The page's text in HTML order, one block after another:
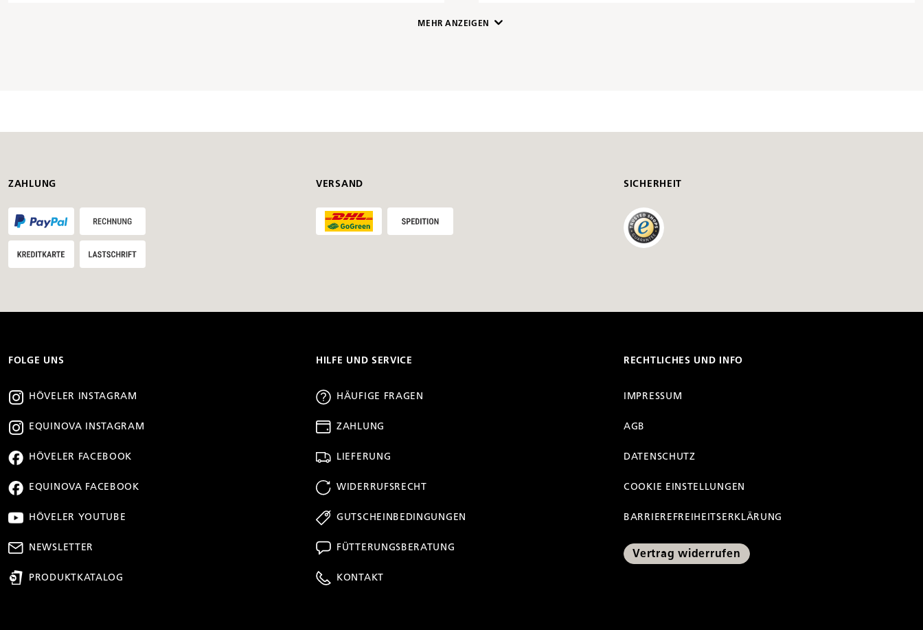
MEHR ANZEIGEN
ZAHLUNG VERSAND SICHERHEIT
FOLGE UNS
HÖVELER INSTAGRAM
EQUINOVA INSTAGRAM
HÖVELER FACEBOOK
EQUINOVA FACEBOOK
HÖVELER YOUTUBE
NEWSLETTER
PRODUKTKATALOG
HILFE UND SERVICE
HÄUFIGE FRAGEN
ZAHLUNG
LIEFERUNG
WIDERRUFSRECHT
GUTSCHEINBEDINGUNGEN
FÜTTERUNGSBERATUNG
KONTAKT
RECHTLICHES UND INFO
IMPRESSUM
AGB
DATENSCHUTZ
COOKIE EINSTELLUNGEN
BARRIEREFREIHEITSERKLÄRUNG
Vertrag widerrufen